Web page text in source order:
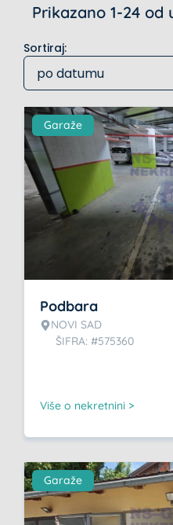
Prikazano 1-24
Sortiraj:
po datumu
Garaže
Podbara
NOVI SAD
ŠIFRA: #575360
Više o nekretnini >
Garaže